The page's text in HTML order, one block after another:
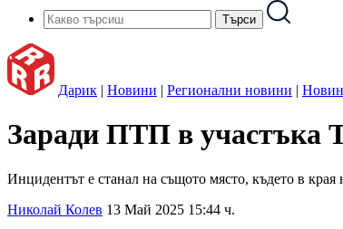
Дарик | Новини | Регионални новини |
Заради ПТП в участъка
Инцидентът е станал на същото място, където в
Николай Колев 13 Май 2025 15:44 ч.